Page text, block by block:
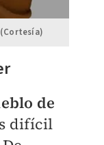
(Cortesía)
de
difícil